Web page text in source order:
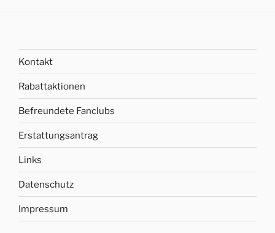
Kontakt
Rabattaktionen
Befreundete Fanclubs
Erstattungsantrag
Links
Datenschutz
Impressum